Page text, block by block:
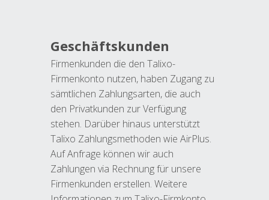
Geschäftskunden
Firmenkunden die den Talixo-
Firmenkonto nutzen, haben Zugang zu
sämtlichen Zahlungsarten, die auch
den Privatkunden zur Verfügung
stehen. Darüber hinaus unterstützt
Talixo Zahlungsmethoden wie AirPlus.
Auf Anfrage können wir auch
Zahlungen via Rechnung für unsere
Firmenkunden erstellen. Weitere